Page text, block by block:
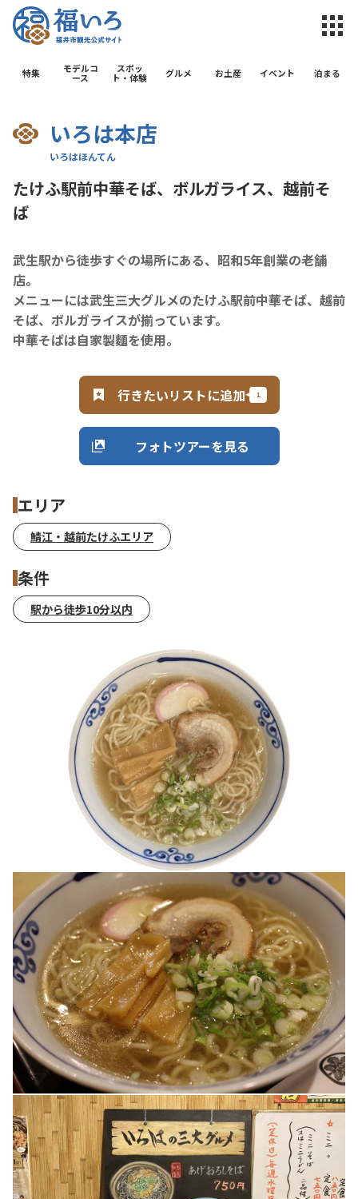
福井市観光
特集
モデルコ
ース
スポッ
ト・体験
グルメ お土産 イベント 泊まる
いろは本店
たけふ駅前中華そば、ボルガライス、越前そ
ば
武生駅から徒歩すぐの場所にある、昭和5年創業の老舗
店。
メニューには武生三大グルメのたけふ駅前中華そば、越前
そば、ボルガライスが揃っています。
中華そばは自家製麵を使用。
行きたいリストに追加
フォトツアーを見る
エリア
鯖江・越前たけふエリア
条件
駅から徒歩10分以内